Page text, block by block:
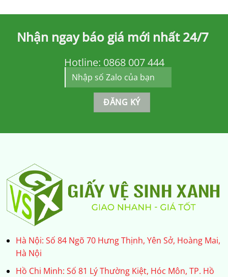
Nhận ngay báo giá mới nhất 24/7
Hotline: 0868 007 444
Hà Nội: Số 84 Ngõ 70 Hưng Thịnh, Yên Sở, Hoàng Mai,
Hà Nội
Hồ Chi Minh: Số 81 Lý Thường Kiệt, Hóc Môn, TP. Hồ